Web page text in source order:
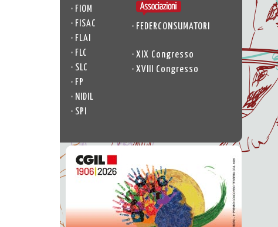
• FIOM
• FISAC
• FLAI
• FLC
• SLC
• FP
• NIDIL
• SPI
• FEDERCONSUMATORI
• XIX Congresso
• XVIII Congresso